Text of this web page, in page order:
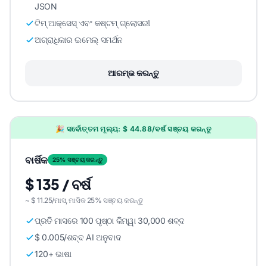
JSON
ଟିମ୍ ଆକ୍ସେସ୍ ଏବଂ କଷ୍ଟମ୍ ଗ୍ଲୋସରୀ
ଅଗ୍ରାଧିକାର ଇମେଲ୍ ସମର୍ଥନ
ଆରମ୍ଭ କରନ୍ତୁ
🎉 ସର୍ବୋତ୍ତମ ମୂଲ୍ୟ: $ 44.88/ବର୍ଷ ସଞ୍ଚୟ କରନ୍ତୁ
ବାର୍ଷିକ 25% ସଞ୍ଚୟ କରନ୍ତୁ
$ 135 / ବର୍ଷ
~ $ 11.25/ମାସ, ମାସିକ 25% ସଞ୍ଚୟ କରନ୍ତୁ
ପ୍ରତି ମାସରେ 100 ପୃଷ୍ଠା କିମ୍ୱା 30,000 ଶବ୍ଦ
$ 0.005/ଶବ୍ଦ AI ଅନୁବାଦ
120+ ଭାଷା